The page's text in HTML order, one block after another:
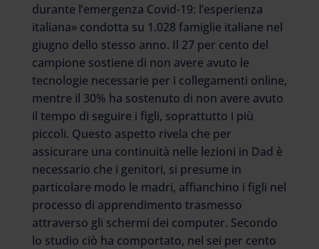
durante l’emergenza Covid-19: l’esperienza
italiana» condotta su 1.028 famiglie italiane nel
giugno dello stesso anno. Il 27 per cento del
campione sostiene di non avere avuto le
tecnologie necessarie per i collegamenti online,
mentre il 30% ha sostenuto di non avere avuto
il tempo di seguire i figli, soprattutto i più
piccoli. Questo aspetto rivela che per
assicurare una continuità nelle lezioni in Dad è
necessario che i genitori, si presume in
particolare modo le madri, affianchino i figli nel
processo di apprendimento trasmesso
attraverso gli schermi dei computer. Secondo
lo studio ciò ha comportato, nel sei per cento